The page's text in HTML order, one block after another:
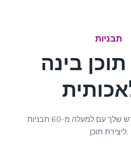
תבניות
בינה
צור את התוכן הנדרש שלך עם למעלה מ-60 תבניות
ליצירת תוכן.